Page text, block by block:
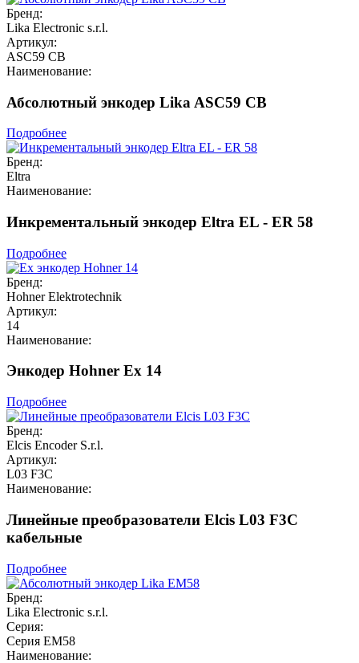
Бренд:
Lika Electronic s.r.l.
Артикул:
ASC59 CB
Наименование:
Абсолютный энкодер Lika ASC59 CB
Подробнее
Бренд:
Eltra
Наименование:
Инкрементальный энкодер Eltra EL - ER 58
Подробнее
Бренд:
Hohner Elektrotechnik
Артикул:
14
Наименование:
Энкодер Hohner Ex 14
Подробнее
Бренд:
Elcis Encoder S.r.l.
Артикул:
L03 F3C
Наименование:
Линейные преобразователи Elcis L03 F3C
кабельные
Подробнее
Бренд:
Lika Electronic s.r.l.
Серия:
Серия EM58
Наименование: